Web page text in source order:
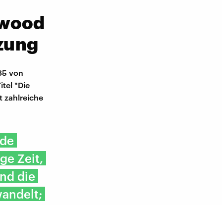
von
"Die
zahlreiche
Zeit,
die